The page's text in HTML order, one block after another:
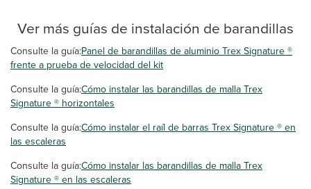
Ver más guías de instalación de barandillas
Consulte la guía:Panel de barandillas de aluminio Trex Signature ®
frente a prueba de velocidad del kit
Consulte la guía:Cómo instalar las barandillas de malla Trex
Signature ® horizontales
Consulte la guía:Cómo instalar el raíl de barras Trex Signature ® en
las escaleras
Consulte la guía:Cómo instalar las barandillas de malla Trex
Signature ® en las escaleras